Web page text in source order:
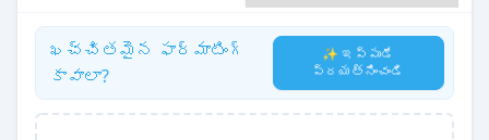
ఖచ్చితమైన ఫార్మాటింగ్
కావాలా?
✨ ఇప్పుడే
ప్రయత్నించండి